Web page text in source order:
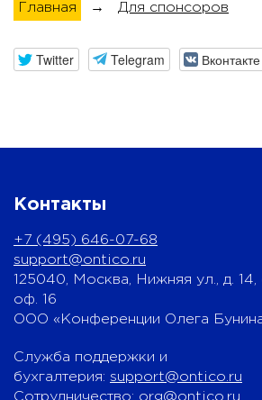
Главная → Для спонсоров
Twitter Telegram Вконтакте
Контакты
+7 (495) 646-07-68
support@ontico.ru
125040, Москва, Нижняя ул., д. 14,
оф. 16
ООО «Конференции Олега
Служба поддержки и
бухгалтерия: support@ontico.ru
Сотрудничество: org@ontico.ru